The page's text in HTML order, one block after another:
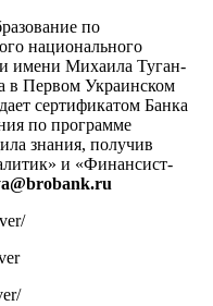
по
национального
имени Михаила Туган-
в Первом Украинском
сертификатом Банка
по программе
знания, получив
и «Финансист-